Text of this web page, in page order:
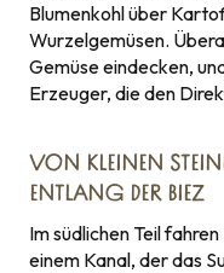
Blumenkohl über
Wurzelgemüsen.
Gemüse eindecken,
Erzeuger, die den
VON KLEINEN
ENTLANG DER BIEZ
Im südlichen Teil
einem Kanal, der das